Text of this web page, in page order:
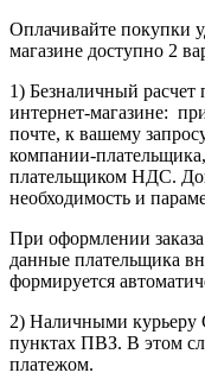
Оплачивайте покупки
магазине доступно 2
1) Безналичный
интернет-магазине:
почте, к вашему
компании-
плательщиком НДС.
необходимость и
При оформлении
данные плательщика
формируется
2) Наличными курьеру
пунктах ПВЗ. В этом
платежом.